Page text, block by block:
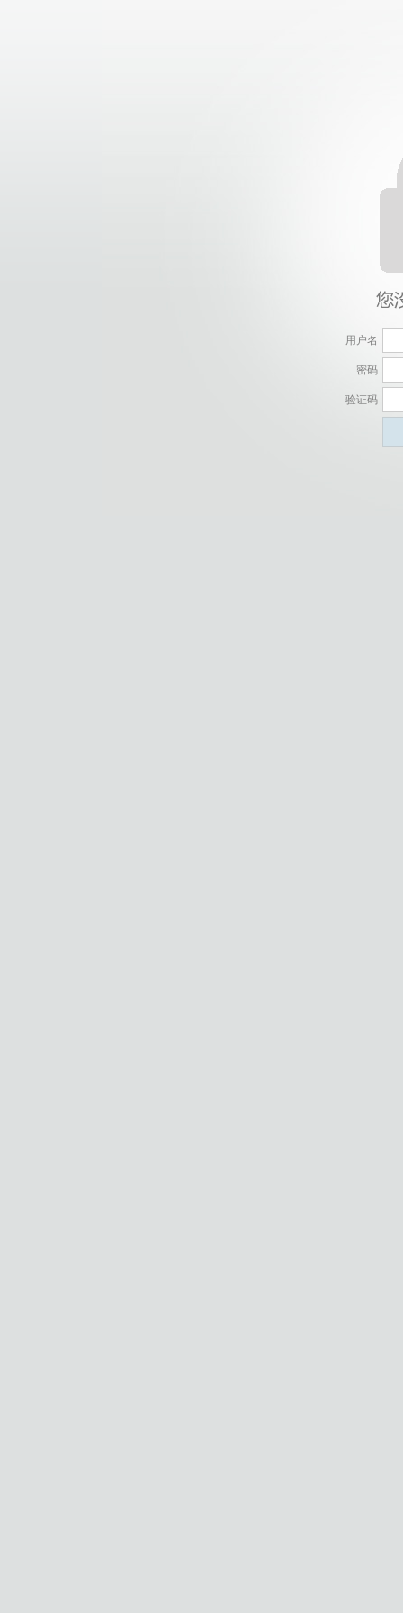
用户名
密码
验证码